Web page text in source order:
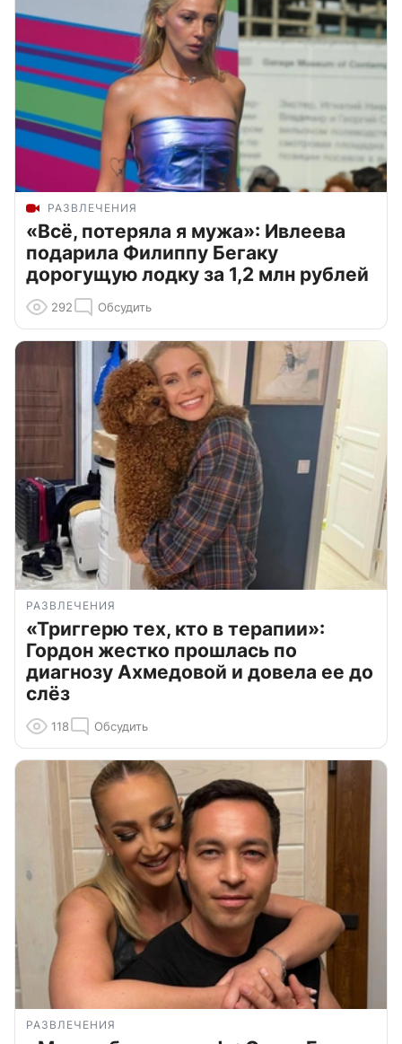
РАЗВЛЕЧЕНИЯ
«Всё, потеряла я мужа»: Ивлеева
подарила Филиппу Бегаку
дорогущую лодку за 1,2 млн рублей
292 Обсудить
РАЗВЛЕЧЕНИЯ
«Триггерю тех, кто в терапии»:
Гордон жестко прошлась по
диагнозу Ахмедовой и довела ее до
слёз
118 Обсудить
РАЗВЛЕЧЕНИЯ